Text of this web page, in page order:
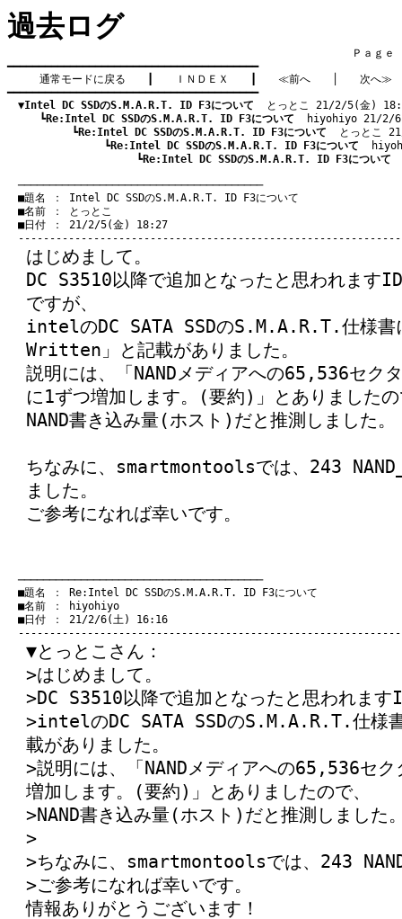
過去ログ
Ｐａｇｅ
━━━━━━━━━━━━━━━━━━━━━━━━━━━━━━━━━━━━━━━━
通常モードに戻る
ＩＮＤＥＸ ≪前へ
次へ≫
━━━━━━━━━━━━━━━━━━━━━━━━━━━━━━━━━━━━━━━━
▼Intel DC SSDのS.M.A.R.T. ID F3について
とっとこ 21/2/5(金)
┗Re:Intel DC SSDのS.M.A.R.T. ID F3について
hiyohiyo 21/2/
┗Re:Intel DC SSDのS.M.A.R.T. ID F3について
とっとこ
┗Re:Intel DC SSDのS.M.A.R.T. ID F3について
┗Re:Intel DC SSDのS.M.A.R.T. ID F3について
───────────────────────────────────────
■題名 ： Intel DC SSDのS.M.A.R.T. ID F3について
■名前 ： とっとこ
■日付 ： 21/2/5(金) 18:27
はじめまして。
DC S3510以降で追加となったと思われま
ですが、
intelのDC SATA SSDのS.M.A.R.T.仕様
Written」と記載がありました。
説明には、「NANDメディアへの65,536セク
に1ずつ増加します。(要約)」とありました
NAND書き込み量(ホスト)だと推測しました。
ちなみに、smartmontoolsでは、243
ました。
ご参考になれば幸いです。
───────────────────────────────────────
■題名 ： Re:Intel DC SSDのS.M.A.R.T. ID F3について
■名前 ： hiyohiyo
■日付 ： 21/2/6(土) 16:16
▼とっとこさん：
>はじめまして。
>DC S3510以降で追加となったと思われま
>intelのDC SATA SSDのS.M.A.R.T.仕
載がありました。
>説明には、「NANDメディアへの65,536セ
増加します。(要約)」とありましたので、
>NAND書き込み量(ホスト)だと推測しました
>
>ちなみに、smartmontoolsでは、243
>ご参考になれば幸いです。
情報ありがとうございます！